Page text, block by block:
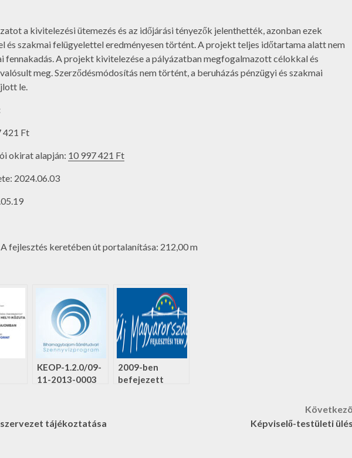
a kivitelezési ütemezés és az időjárási tényezők jelenthették, azonban ezek
és szakmai felügyelettel eredményesen történt. A projekt teljes időtartama alatt nem
fennakadás. A projekt kivitelezése a pályázatban megfogalmazott célokkal és
meg. Szerződésmódosítás nem történt, a beruházás pénzügyi és szakmai
le.
421 Ft
okirat alapján: 10 997 421 Ft
2024.06.03
fejlesztés keretében út portalanítása: 212,00 m
KEOP-1.2.0/09-
11-2013-0003
2009-ben
befejezett
tájékoztatása
Képviselő-testületi